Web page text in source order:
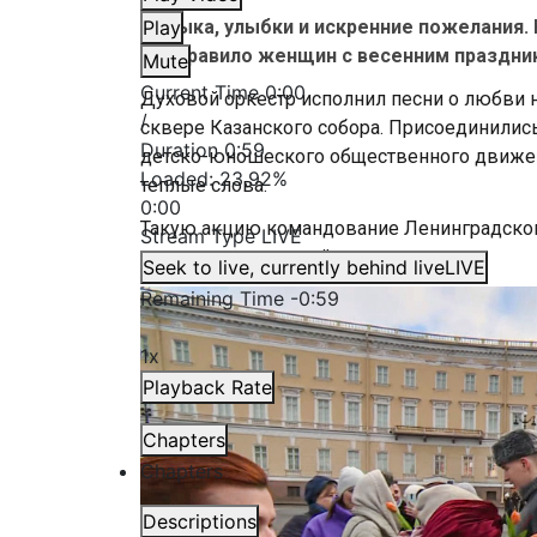
Play
Mute
Current Time0:00
/
Duration0:59
Loaded:23.92%
0:00
Stream TypeLIVE
Seek to live, currently behind liveLIVE
Remaining Time -0:59
1x
Playback Rate
Chapters
Chapters
Descriptions
Музыка, улыбки и искренние
поздравило женщин с весенним
Духовой оркестр исполнил песни о любви
сквере Казанского собора.
детско-юношеского общественного
теплые слова.
Такую акцию командование
станет традиционной.